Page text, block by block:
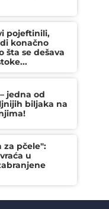
pojeftinili,
konačno
šta se dešava
jedna od
biljaka na
za pčele":
u